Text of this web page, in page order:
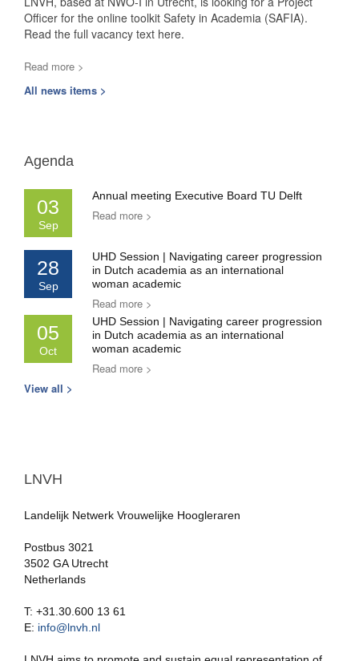
Officer for the online toolkit Safety in Academia (SAFIA).
Read the full vacancy text here.
Read more >
All news items >
Agenda
03
Sep
Annual meeting Executive Board TU Delft
Read more >
28
Sep
UHD Session | Navigating career progression
in Dutch academia as an international
woman academic
Read more >
05
Oct
UHD Session | Navigating career progression
in Dutch academia as an international
woman academic
Read more >
View all >
LNVH
Landelijk Netwerk Vrouwelijke Hoogleraren
Postbus 3021
3502 GA Utrecht
Netherlands
T: +31.30.600 13 61
E: info@lnvh.nl